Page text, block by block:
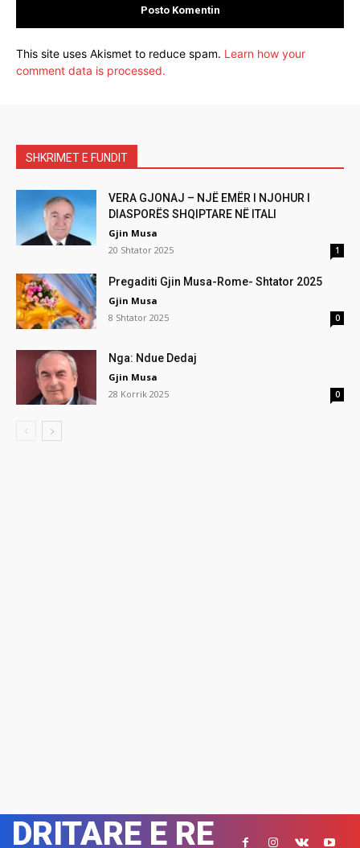
This site uses Akismet to reduce spam. Learn how your
comment data is processed.
SHKRIMET E FUNDIT
VERA GJONAJ – NJË EMËR I NJOHUR I
DIASPORËS SHQIPTARE NË ITALI
Gjin Musa
20 Shtator 2025
1
Pregaditi Gjin Musa-Rome- Shtator 2025
Gjin Musa
8 Shtator 2025
0
Nga: Ndue Dedaj
Gjin Musa
28 Korrik 2025
0
DRITARE E RE